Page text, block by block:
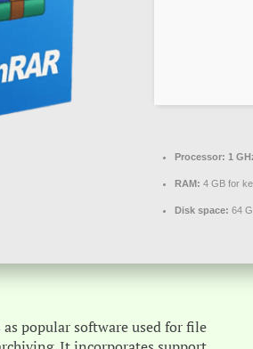
Processor: 1
RAM: 4 GB for
Disk space: 64
popular software used for file